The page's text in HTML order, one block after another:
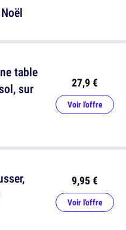
table
sur
27,9 €
Voir l'offre
9,95 €
Voir l'offre